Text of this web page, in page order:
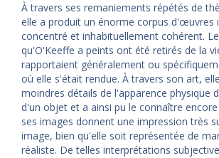
À travers ses remaniements répétés de
elle a produit un énorme corpus d'œuvres
concentré et inhabituellement cohérent.
qu'O'Keeffe a peints ont été retirés de la
rapportaient généralement ou
où elle s'était rendue. À travers son art,
moindres détails de l'apparence physique
d'un objet et a ainsi pu le connaître
ses images donnent une impression très
image, bien qu'elle soit représentée de
réaliste. De telles interprétations